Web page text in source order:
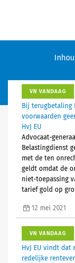
VN VANDAAG
Bij terugbetaling
voorwaarden
HvJ EU
Advocaat-
Belastingdienst
met de ten
geldt omdat de
niet-toepassing
tarief gold op
12 mei 2021
VN VANDAAG
HvJ EU vindt
redelijke